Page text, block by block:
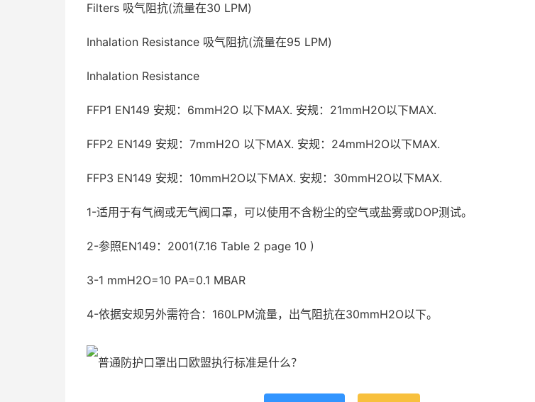
Filters 吸气阻抗(流量在30 LPM)
Inhalation Resistance 吸气阻抗(流量在95 LPM)
Inhalation Resistance
FFP1 EN149 安规：6mmH2O 以下MAX. 安规：21mmH2O以下MAX.
FFP2 EN149 安规：7mmH2O 以下MAX. 安规：24mmH2O以下MAX.
FFP3 EN149 安规：10mmH2O以下MAX. 安规：30mmH2O以下MAX.
1-适用于有气阀或无气阀口罩，可以使用不含粉尘的空气或盐雾或DOP测试。
2-参照EN149：2001(7.16 Table 2 page 10 )
3-1 mmH2O=10 PA=0.1 MBAR
4-依据安规另外需符合：160LPM流量，出气阻抗在30mmH2O以下。